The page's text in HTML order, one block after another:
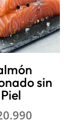
sin
Piel